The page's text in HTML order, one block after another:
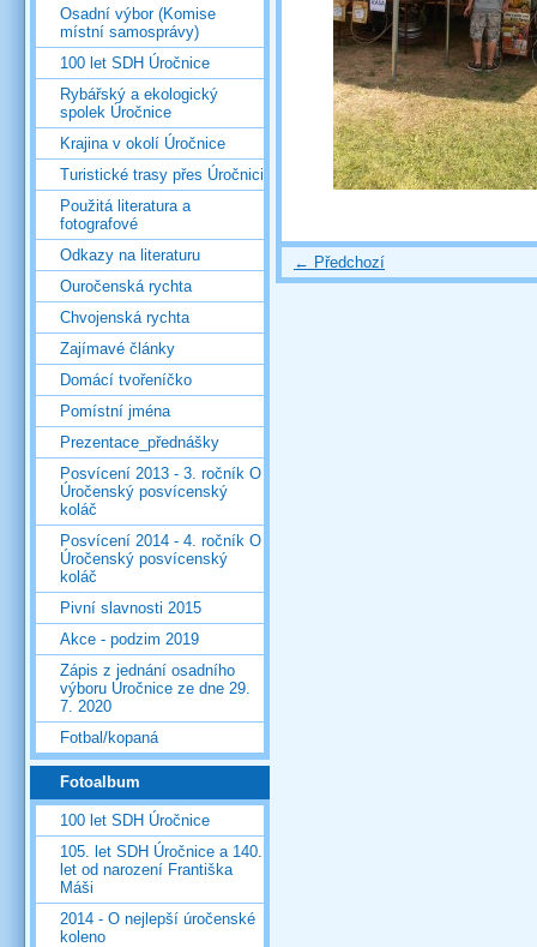
← Předchozí
Osadní výbor (Komise
místní samosprávy)
100 let SDH Úročnice
Rybářský a ekologický
spolek Úročnice
Krajina v okolí Úročnice
Turistické trasy přes Úročnici
Použitá literatura a
fotografové
Odkazy na literaturu
Ouročenská rychta
Chvojenská rychta
Zajímavé články
Domácí tvořeníčko
Pomístní jména
Prezentace_přednášky
Posvícení 2013 - 3. ročník O
Úročenský posvícenský
koláč
Posvícení 2014 - 4. ročník O
Úročenský posvícenský
koláč
Pivní slavnosti 2015
Akce - podzim 2019
Zápis z jednání osadního
výboru Úročnice ze dne 29.
7. 2020
Fotbal/kopaná
Fotoalbum
100 let SDH Úročnice
105. let SDH Úročnice a 140.
let od narození Františka
Máši
2014 - O nejlepší úročenské
koleno